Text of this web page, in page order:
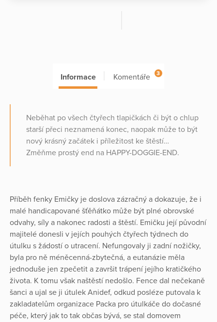
Informace Komentáře 3
Neběhat po všech čtyřech tlapičkách či být o chlup
starší přeci neznamená konec, naopak může to být
nový krásný začátek i příležitost ke štěstí…
Změňme prostý end na HAPPY-DOGGIE-END.
Příběh fenky Emičky je doslova zázračný a dokazuje, že i
malé handicapované šťěňátko může být plné obrovské
odvahy, síly a nakonec radosti a štěstí. Emičku její původní
majitelé donesli v jejích pouhých čtyřech týdnech do
útulku s žádostí o utracení. Nefungovaly ji zadní nožičky,
byla pro ně méněcenná-zbytečná, a eutanázie měla
jednoduše jen zpečetit a završit trápení jejího kratičkého
života. K tomu však naštěstí nedošlo. Fence dal nečekaně
šanci a ujal se ji útulek Anidef, odkud posléze putovala k
zakladatelům organizace Packa pro útulkáče do dočasné
péče, který jak to tak občas bývá, se stal domovem